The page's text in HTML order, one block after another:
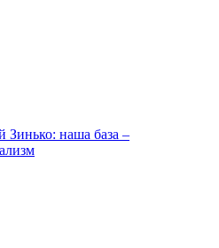
Зинько: наша база –